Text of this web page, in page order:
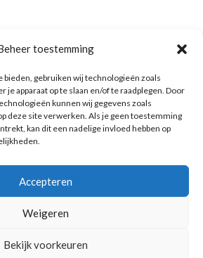
toestemming
bieden, gebruiken wij technologieën zoals
je apparaat op te slaan en/of te raadplegen. Door
kunnen wij gegevens zoals
deze site verwerken. Als je geen toestemming
kan dit een nadelige invloed hebben op
Accepteren
Weigeren
Bekijk voorkeuren